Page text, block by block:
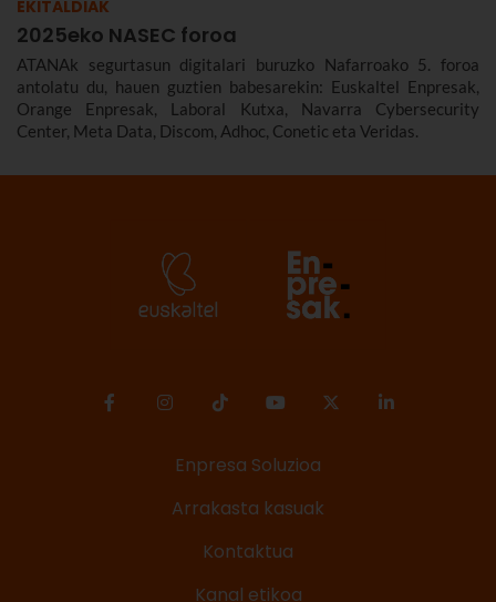
EKITALDIAK
2025eko NASEC foroa
ATANAk segurtasun digitalari buruzko Nafarroako 5. foroa
antolatu du, hauen guztien babesarekin: Euskaltel Enpresak,
Orange Enpresak, Laboral Kutxa, Navarra Cybersecurity
Center, Meta Data, Discom, Adhoc, Conetic eta Veridas.
Enpresa Soluzioa
Arrakasta kasuak
Kontaktua
Kanal etikoa